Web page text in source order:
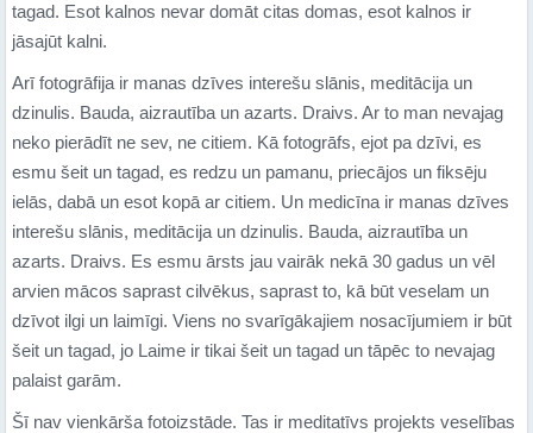
tagad. Esot kalnos nevar domāt citas domas, esot kalnos ir
jāsajūt kalni.
Arī fotogrāfija ir manas dzīves interešu slānis, meditācija un
dzinulis. Bauda, aizrautība un azarts. Draivs. Ar to man nevajag
neko pierādīt ne sev, ne citiem. Kā fotogrāfs, ejot pa dzīvi, es
esmu šeit un tagad, es redzu un pamanu, priecājos un fiksēju
ielās, dabā un esot kopā ar citiem. Un medicīna ir manas dzīves
interešu slānis, meditācija un dzinulis. Bauda, aizrautība un
azarts. Draivs. Es esmu ārsts jau vairāk nekā 30 gadus un vēl
arvien mācos saprast cilvēkus, saprast to, kā būt veselam un
dzīvot ilgi un laimīgi. Viens no svarīgākajiem nosacījumiem ir būt
šeit un tagad, jo Laime ir tikai šeit un tagad un tāpēc to nevajag
palaist garām.
Šī nav vienkārša fotoizstāde. Tas ir meditatīvs projekts veselības